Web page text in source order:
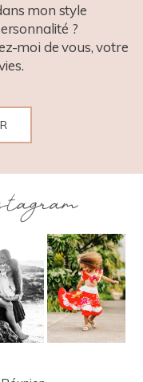
mon style
?
moi de vous, votre